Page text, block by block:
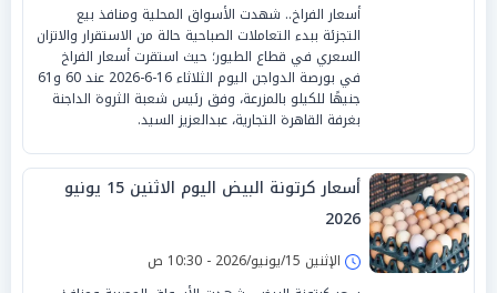
أسعار الفراخ.. شهدت الأسواق المحلية ومنافذ بيع
التجزئة ببدء التعاملات الصباحية حالة من الاستقرار والاتزان
السعري في قطاع الطيور؛ حيث استقرت أسعار الفراخ
في بورصة الدواجن اليوم الثلاثاء 16-6-2026 عند 60 و61
جنيهًا للكيلو بالمزرعة، وفق رئيس شعبة الثروة الداجنة
بغرفة القاهرة التجارية، عبدالعزيز السيد.
أسعار كرتونة البيض اليوم الاثنين 15 يونيو
2026
الإثنين 15/يونيو/2026 - 10:30 ص